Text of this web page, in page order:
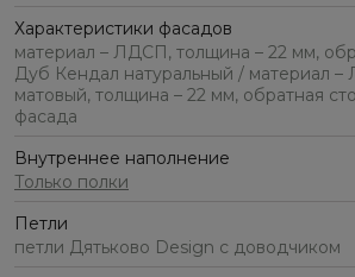
Характеристики фасадов
материал – ЛДСП, толщина – 22 мм,
Дуб Кендал натуральный / материал –
матовый, толщина – 22 мм, обратная
фасада
Внутреннее наполнение
Только полки
Петли
петли Дятьково Design с доводчиком